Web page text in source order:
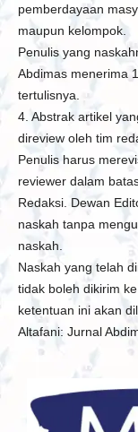
pemberdayaan
maupun kelompok.
Penulis yang
Abdimas menerima
tertulisnya.
4. Abstrak artikel
direview oleh tim
Penulis harus
reviewer dalam
Redaksi. Dewan
naskah tanpa
naskah.
Naskah yang telah
tidak boleh dikirim
ketentuan ini akan
Altafani: Jurnal